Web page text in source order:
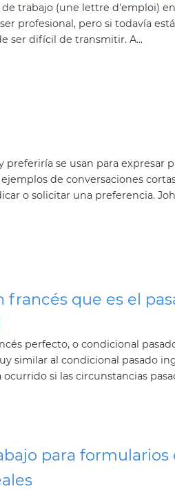
de trabajo (une lettre d'emploi)
profesional, pero si todavía
ser difícil de transmitir. A...
preferiría se usan para expresar
de conversaciones
o solicitar una preferencia.
francés que es el
perfecto, o condicional
similar al condicional pasado
si las circunstancias
para